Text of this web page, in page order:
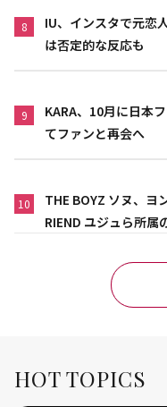
8
IU、インスタで元恋
は否定的な反応も
9
KARA、10月に日本
てファンと再会へ
10
THE BOYZ ソヌ、
RIEND ユジュら所属
HOT TOPICS